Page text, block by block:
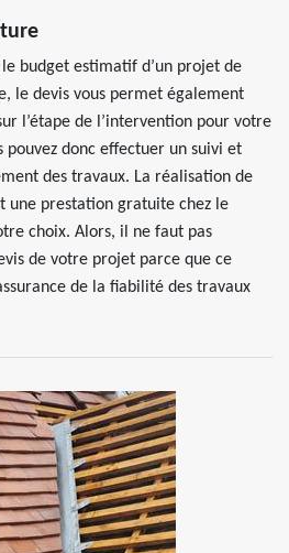
budget estimatif d’un projet de
le devis vous permet également
l’étape de l’intervention pour votre
pouvez donc effectuer un suivi et
des travaux. La réalisation de
une prestation gratuite chez le
choix. Alors, il ne faut pas
de votre projet parce que ce
de la fiabilité des travaux